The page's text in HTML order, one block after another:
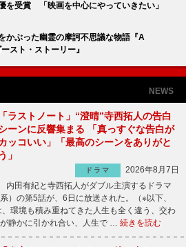
を受賞 「映画を中心にやっていきたい」
かぶった幽霊の摩訶不思議な物語『A
スト・ストーリー』
NEWS
「ラストノート」“澄晴”寺西拓人の告白
ーンに反響集まる 「真っすぐな告白が
ッコいい」「最高のシーンをありがと
う」
ドラマ
2026年8月7日
内田有紀と寺西拓人がダブル主演するドラマ
）の第5話が、6日に放送された。（※以下、
環境も積み重ねてきた人生も全く違う、交わ
静かに引かれ合い、人生で … 続きを読む